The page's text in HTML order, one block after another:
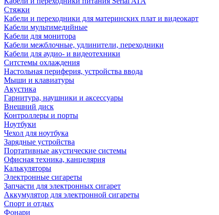
Стяжки
Кабели и переходники для материнских плат и видеокарт
Кабели мультимедийные
Кабели для монитора
Кабели межблочные, удлинители, переходники
Кабели для аудио- и видеотехники
Ситстемы охлаждения
Настольная периферия, устройства ввода
Мыши и клавиатуры
Акустика
Гарнитура, наушники и аксессуары
Внешний диск
Контроллеры и порты
Ноутбуки
Чехол для ноутбука
Зарядные устройства
Портативные акустические системы
Офисная техника, канцелярия
Калькуляторы
Электронные сигареты
Запчасти для электронных сигарет
Аккумулятор для электронной сигареты
Спорт и отдых
Фонари